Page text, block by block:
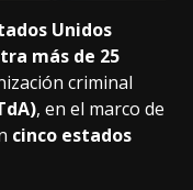
Unidos
más de 25
criminal
, en el marco de
cinco estados